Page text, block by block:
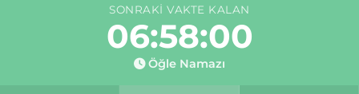
SONRAKI VAKTE KALAN
06:57:59
Öğle Namazı